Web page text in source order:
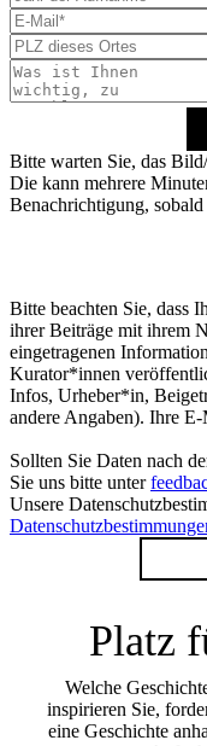
Bitte warten Sie, das
Die kann mehrere
Benachrichtigung,
Bitte beachten Sie, dass
ihrer Beiträge mit ihrem
eingetragenen
Kurator*innen
Infos, Urheber*in,
andere Angaben). Ihre
Sollten Sie Daten nach
Sie uns bitte unter
Unsere
Platz
Welche
inspirieren Sie,
eine Geschichte